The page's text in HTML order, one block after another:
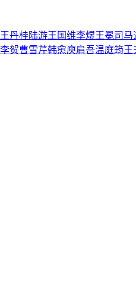
王丹桂陆游王国维李煜王冕司马
李贺曹雪芹韩愈庾肩吾温庭筠王